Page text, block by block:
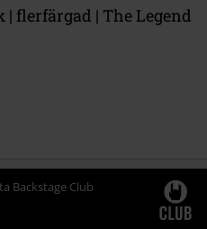
flerfärgad | The Legend
Backstage Club